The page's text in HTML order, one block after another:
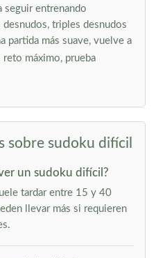
seguir entrenando
triples desnudos
partida más suave, vuelve a
reto máximo, prueba
sobre sudoku difícil
un sudoku difícil?
tardar entre 15 y 40
llevar más si requieren